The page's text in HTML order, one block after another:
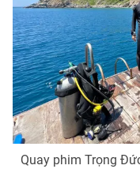
Quay phim Trọng